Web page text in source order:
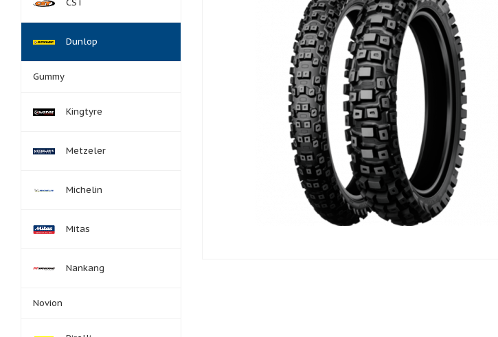
CST
Dunlop
Gummy
Kingtyre
Metzeler
Michelin
Mitas
Nankang
Novion